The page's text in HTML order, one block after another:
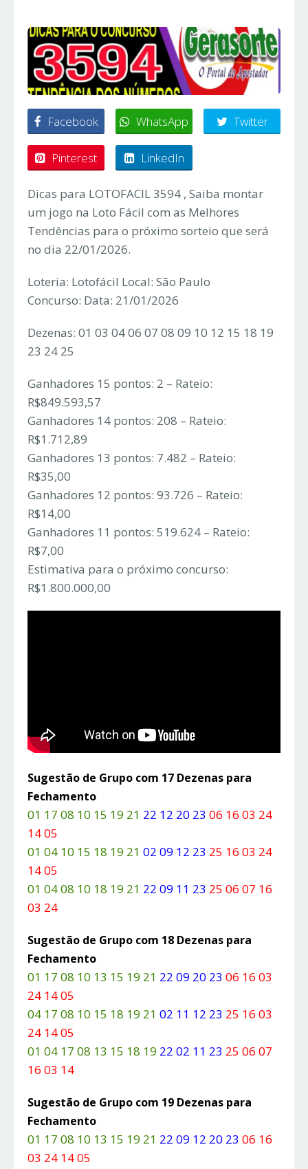
Facebook WhatsApp Twitter
Pinterest LinkedIn
Dicas para LOTOFACIL 3594 , Saiba montar
um jogo na Loto Fácil com as Melhores
Tendências para o próximo sorteio que será
no dia 22/01/2026.
Loteria: Lotofácil Local: São Paulo
Concurso: Data: 21/01/2026
Dezenas: 01 03 04 06 07 08 09 10 12 15 18 19
23 24 25
Ganhadores 15 pontos: 2 – Rateio:
R$849.593,57
Ganhadores 14 pontos: 208 – Rateio:
R$1.712,89
Ganhadores 13 pontos: 7.482 – Rateio:
R$35,00
Ganhadores 12 pontos: 93.726 – Rateio:
R$14,00
Ganhadores 11 pontos: 519.624 – Rateio:
R$7,00
Estimativa para o próximo concurso:
R$1.800.000,00
Sugestão de Grupo com 17 Dezenas para
Fechamento
01 17 08 10 15 19 21 22 12 20 23 06 16 03 24
14 05
01 04 10 15 18 19 21 02 09 12 23 25 16 03 24
14 05
01 04 08 10 18 19 21 22 09 11 23 25 06 07 16
03 24
Sugestão de Grupo com 18 Dezenas para
Fechamento
01 17 08 10 13 15 19 21 22 09 20 23 06 16 03
24 14 05
04 17 08 10 15 18 19 21 02 11 12 23 25 16 03
24 14 05
01 04 17 08 13 15 18 19 22 02 11 23 25 06 07
16 03 14
Sugestão de Grupo com 19 Dezenas para
Fechamento
01 17 08 10 13 15 19 21 22 09 12 20 23 06 16
03 24 14 05